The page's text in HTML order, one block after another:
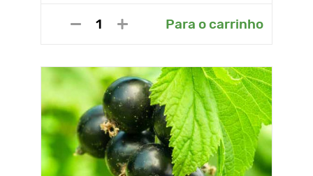
Para o carrinho